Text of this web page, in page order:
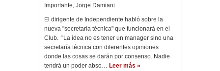
Importante, Jorge Damiani
El dirigente de Independiente habló sobre la
nueva "secretaría técnica" que funcionará en el
Club. "La idea no es tener un manager sino una
secretaría técnica con diferentes opiniones
donde las cosas se darán por consenso. Nadie
tendrá un poder abso… Leer más »